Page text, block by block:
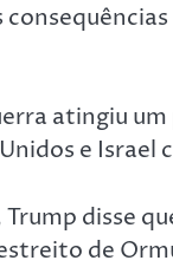
atingiu
e Israel
disse
de